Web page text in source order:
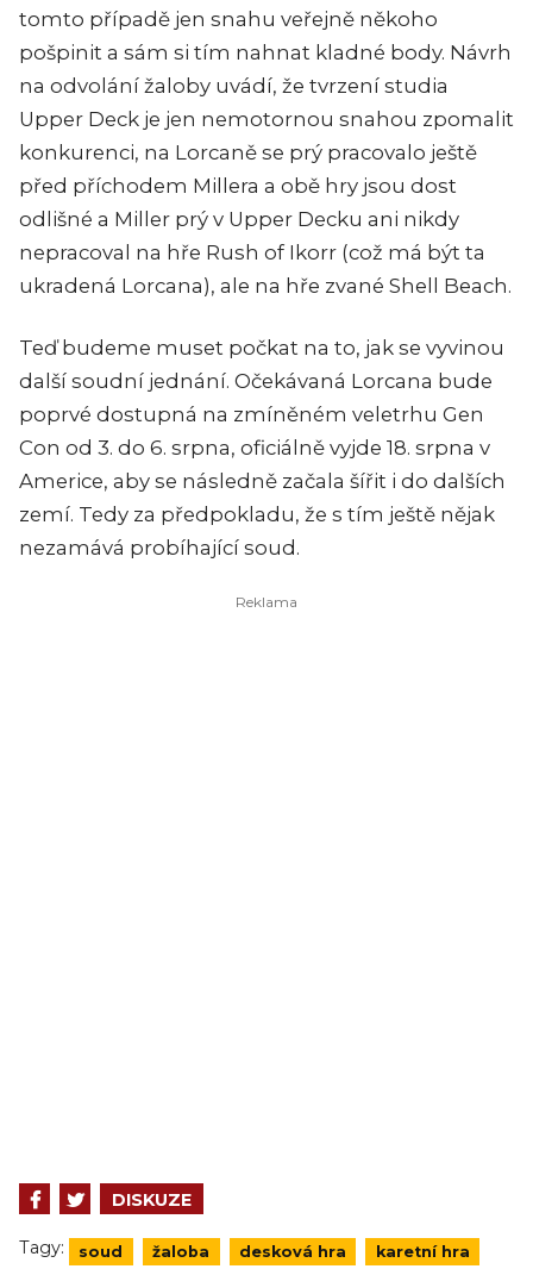
tomto případě jen snahu veřejně někoho
pošpinit a sám si tím nahnat kladné body. Návrh
na odvolání žaloby uvádí, že tvrzení studia
Upper Deck je jen nemotornou snahou zpomalit
konkurenci, na Lorcaně se prý pracovalo ještě
před příchodem Millera a obě hry jsou dost
odlišné a Miller prý v Upper Decku ani nikdy
nepracoval na hře Rush of Ikorr (což má být ta
ukradená Lorcana), ale na hře zvané Shell Beach.
Teď budeme muset počkat na to, jak se vyvinou
další soudní jednání. Očekávaná Lorcana bude
poprvé dostupná na zmíněném veletrhu Gen
Con od 3. do 6. srpna, oficiálně vyjde 18. srpna v
Americe, aby se následně začala šířit i do dalších
zemí. Tedy za předpokladu, že s tím ještě nějak
nezamává probíhající soud.
DISKUZE
Tagy: soud žaloba desková hra karetní hra